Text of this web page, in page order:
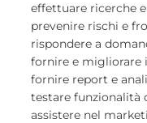
effettuare ricerche
prevenire rischi e
rispondere a
fornire e migliorare
fornire report e
testare funzionalità
assistere nel